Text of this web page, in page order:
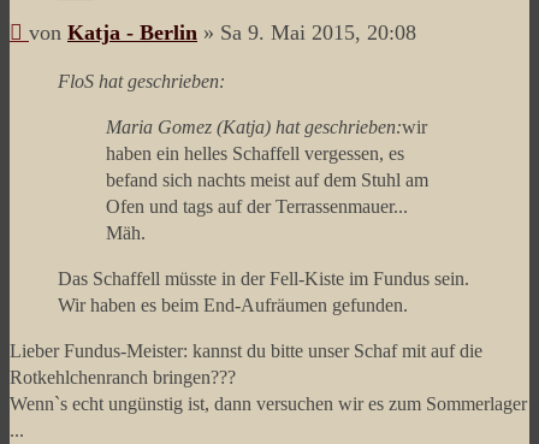
Beitrag
von Katja - Berlin » Sa 9. Mai 2015, 20:08
FloS hat geschrieben:
Maria Gomez (Katja) hat geschrieben:wir
haben ein helles Schaffell vergessen, es
befand sich nachts meist auf dem Stuhl am
Ofen und tags auf der Terrassenmauer...
Mäh.
Das Schaffell müsste in der Fell-Kiste im Fundus sein.
Wir haben es beim End-Aufräumen gefunden.
Lieber Fundus-Meister: kannst du bitte unser Schaf mit auf die
Rotkehlchenranch bringen???
Wenn`s echt ungünstig ist, dann versuchen wir es zum Sommerlager
...